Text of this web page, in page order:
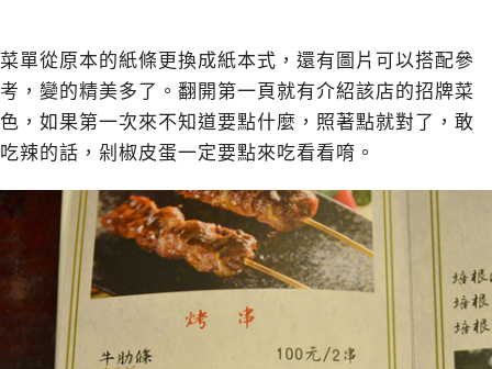
菜單從原本的紙條更換成紙本式，還有圖片可以搭配參
考，變的精美多了。翻開第一頁就有介紹該店的招牌菜
色，如果第一次來不知道要點什麼，照著點就對了，敢
吃辣的話，剁椒皮蛋一定要點來吃看看唷。